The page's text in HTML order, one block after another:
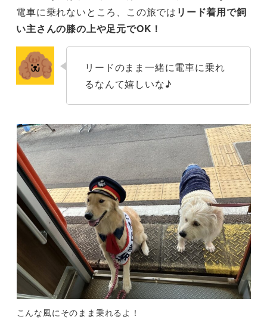
電車に乗れないところ、この旅では リード着用で飼
い主さんの膝の上や足元でOK！
リードのまま一緒に電車に乗れ
るなんて嬉しいな♪
こんな風にそのまま乗れるよ！